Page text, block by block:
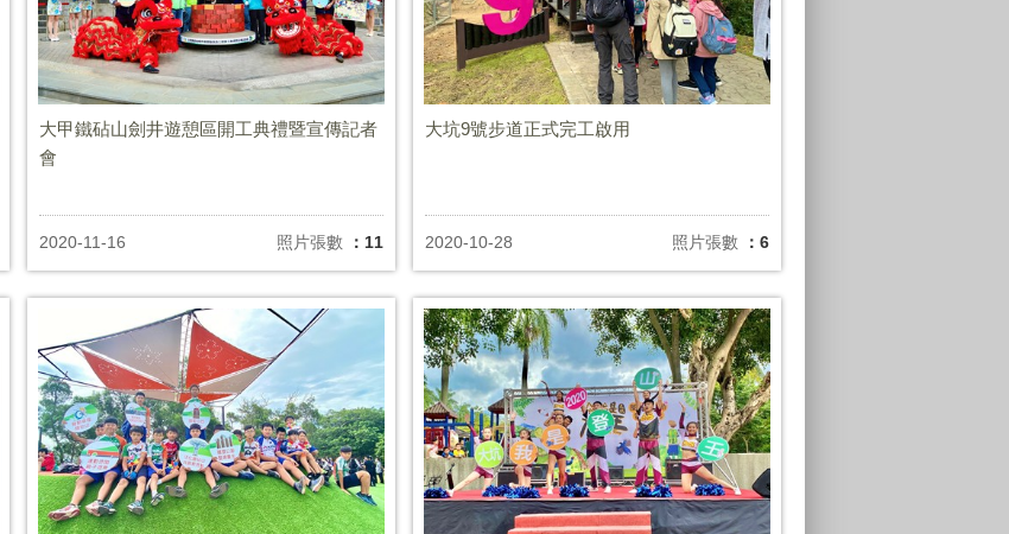
大甲鐵砧山劍井遊憩區開工典禮暨宣傳記者
會
2020-11-16 照片張數 ：11
大坑9號步道正式完工啟用
2020-10-28 照片張數 ：6